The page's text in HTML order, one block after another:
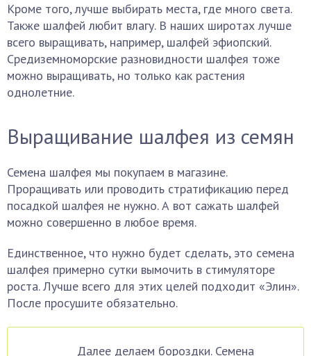
Кроме того, лучше выбирать места, где много света.
Также шалфей любит влагу. В наших широтах лучше
всего выращивать, например, шалфей эфиопский.
Средиземноморские разновидности шалфея тоже
можно выращивать, но только как растения
однолетние.
Выращивание шалфея из семян
Семена шалфея мы покупаем в магазине.
Проращивать или проводить стратификацию перед
посадкой шалфея не нужно. А вот сажать шалфей
можно совершенно в любое время.
Единственное, что нужно будет сделать, это семена
шалфея примерно сутки вымочить в стимуляторе
роста. Лучше всего для этих целей подходит «Элин».
После просушите обязательно.
Далее делаем бороздки. Семена